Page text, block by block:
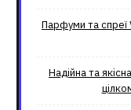
Парфуми та спреї
Надійна та